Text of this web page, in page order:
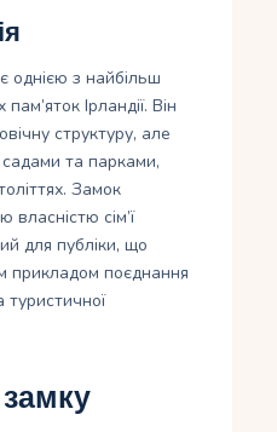
однією з найбільш
Ірландії. Він
структуру, але
та парками,
Замок
сім’ї
для публіки, що
прикладом поєднання
туристичної